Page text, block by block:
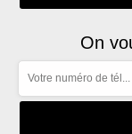
On